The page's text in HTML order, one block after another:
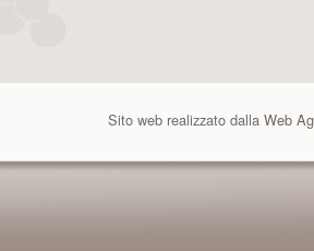
Sito web realizzato dalla Web